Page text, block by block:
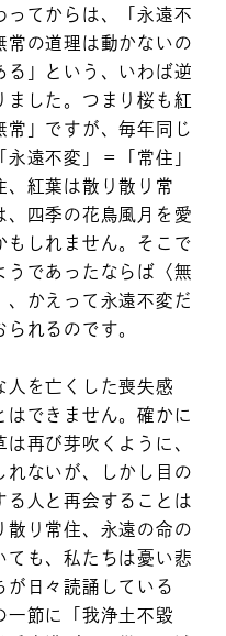
ってからは、「永遠不
常の道理は動かないの
る」という、いわば逆
ました。つまり桜も紅
」ですが、毎年同じ
遠不変」＝「常住」
紅葉は散り散り常
、四季の花鳥風月を愛
もしれません。そこで
うであったならば〈無
、かえって永遠不変だ
れるのです。
人を亡くした喪失感
はできません。確かに
再び芽吹くように、
れないが、しかし目の
人と再会することは
散り常住、永遠の命の
ても、私たちは憂い悲
日々読誦している
一節に「我浄土不毀